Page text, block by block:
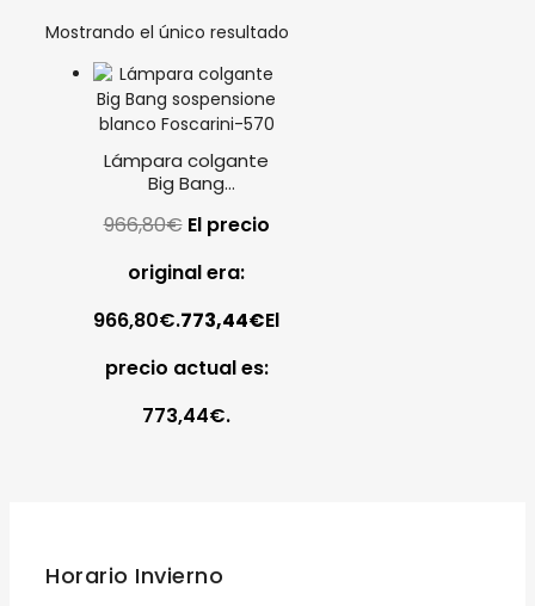
Mostrando el único resultado
Lámpara colgante
Big Bang
Foscarini
966,80€ El precio
original era:
966,80€.773,44€El
precio actual es:
773,44€.
Horario Invierno